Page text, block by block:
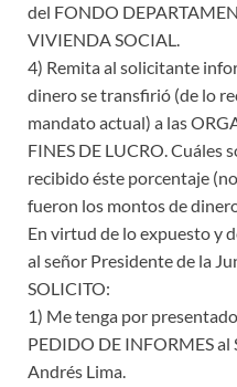
del FONDO
VIVIENDA SOCIAL.
4) Remita al solicitante
dinero se transfirió (de lo
mandato actual) a las
FINES DE LUCRO. Cuáles
recibido éste porcentaje
fueron los montos de
En virtud de lo expuesto y
al señor Presidente de la
SOLICITO:
1) Me tenga por
PEDIDO DE INFORMES al
Andrés Lima.